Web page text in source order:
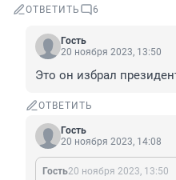
ОТВЕТИТЬ 6
Гость
20 ноября 2023, 13:50
Это он избрал
ОТВЕТИТЬ
Гость
20 ноября 2023, 14:08
Гость20 ноября 2023, 13:50